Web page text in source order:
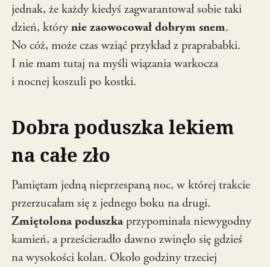
jednak, że każdy kiedyś zagwarantował sobie taki
dzień, którynie zaowocował dobrym snem.
No cóż, może czas wziąć przykład z praprababki.
I nie mam tutaj na myśli wiązania warkocza
i nocnej koszuli po kostki.
Dobra poduszka lekiem
na całe zło
Pamiętam jedną nieprzespaną noc, w której trakcie
przerzucałam się z jednego boku na drugi.
Zmiętolona poduszkaprzypominała niewygodny
kamień, a prześcieradło dawno zwinęło się gdzieś
na wysokości kolan. Około godziny trzeciej